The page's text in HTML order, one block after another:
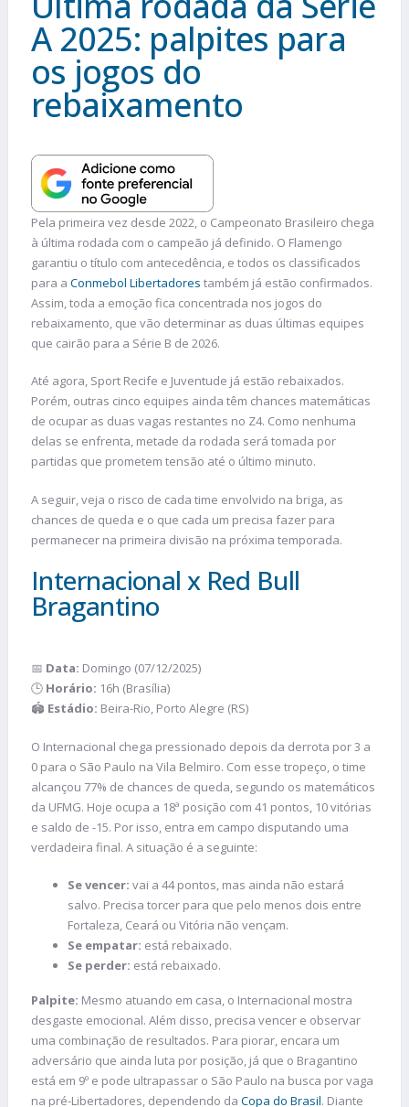
A 2025: palpites para
os jogos do
rebaixamento
Pela primeira vez desde 2022, o Campeonato Brasileiro chega
à última rodada com o campeão já definido. O Flamengo
garantiu o título com antecedência, e todos os classificados
para a Conmebol Libertadores também já estão confirmados.
Assim, toda a emoção fica concentrada nos jogos do
rebaixamento, que vão determinar as duas últimas equipes
que cairão para a Série B de 2026.
Até agora, Sport Recife e Juventude já estão rebaixados.
Porém, outras cinco equipes ainda têm chances matemáticas
de ocupar as duas vagas restantes no Z4. Como nenhuma
delas se enfrenta, metade da rodada será tomada por
partidas que prometem tensão até o último minuto.
A seguir, veja o risco de cada time envolvido na briga, as
chances de queda e o que cada um precisa fazer para
permanecer na primeira divisão na próxima temporada.
Internacional x Red Bull
Bragantino
📅 Data: Domingo (07/12/2025)
🕒 Horário: 16h (Brasília)
🏟️ Estádio: Beira-Rio, Porto Alegre (RS)
O Internacional chega pressionado depois da derrota por 3 a
0 para o São Paulo na Vila Belmiro. Com esse tropeço, o time
alcançou 77% de chances de queda, segundo os matemáticos
da UFMG. Hoje ocupa a 18ª posição com 41 pontos, 10 vitórias
e saldo de -15. Por isso, entra em campo disputando uma
verdadeira final. A situação é a seguinte:
Se vencer: vai a 44 pontos, mas ainda não estará
salvo. Precisa torcer para que pelo menos dois entre
Fortaleza, Ceará ou Vitória não vençam.
Se empatar: está rebaixado.
Se perder: está rebaixado.
Palpite: Mesmo atuando em casa, o Internacional mostra
desgaste emocional. Além disso, precisa vencer e observar
uma combinação de resultados. Para piorar, encara um
adversário que ainda luta por posição, já que o Bragantino
está em 9º e pode ultrapassar o São Paulo na busca por vaga
na pré-Libertadores, dependendo da Copa do Brasil. Diante